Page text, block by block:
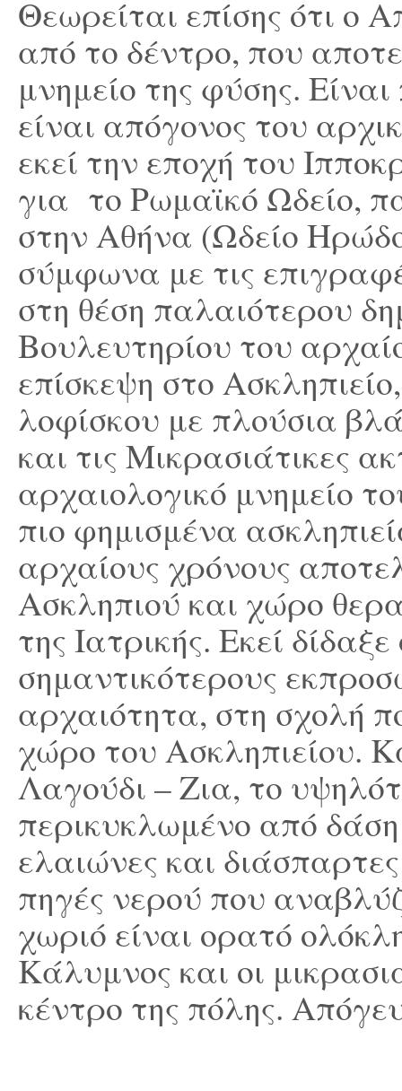
Θεωρείται επίσης ότι ο
από το δέντρο, που
μνημείο της φύσης.
είναι απόγονος του
εκεί την εποχή του
για το Ρωμαϊκό Ωδείο,
στην Αθήνα (Ωδείο
σύμφωνα με τις
στη θέση παλαιότερου
Βουλευτηρίου του
επίσκεψη στο
λοφίσκου με πλούσια
και τις Μικρασιάτικες
αρχαιολογικό μνημείο
πιο φημισμένα
αρχαίους χρόνους
Ασκληπιού και χώρο
της Ιατρικής. Εκεί
σημαντικότερους
αρχαιότητα, στη σχολή
χώρο του Ασκληπιείου.
Λαγούδι – Ζια, το
περικυκλωμένο από
ελαιώνες και
πηγές νερού που
χωριό είναι ορατό
Κάλυμνος και οι
κέντρο της πόλης.